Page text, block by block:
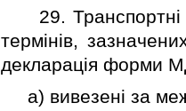
29. Транспортнi
термiнiв,
декларацiя форми
а) вивезенi за межi